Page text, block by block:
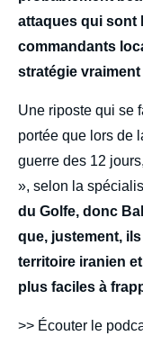
attaques qui sont
commandants
stratégie
Une riposte qui se
portée que lors de
guerre des 12
», selon la
du Golfe, donc
que, justement,
territoire iranien
plus faciles à
>> Écouter le